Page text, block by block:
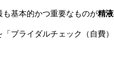
基本的かつ重要なものが精
ブライダルチェック（自費